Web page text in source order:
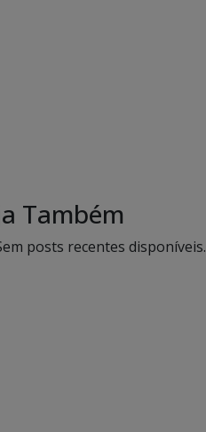
Também
posts recentes disponíveis.